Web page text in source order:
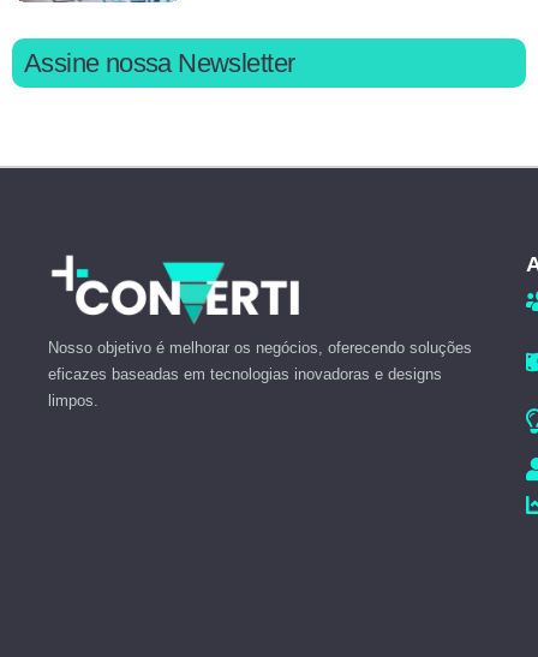
Assine nossa Newsletter
Nosso objetivo é melhorar os negócios, oferecendo soluções
eficazes baseadas em tecnologias inovadoras e designs
limpos.